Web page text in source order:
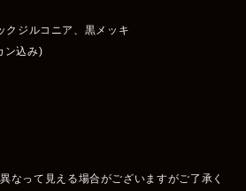
ジルコニア、黒メッキ
ン込み)
なって見える場合がございますがご了承く